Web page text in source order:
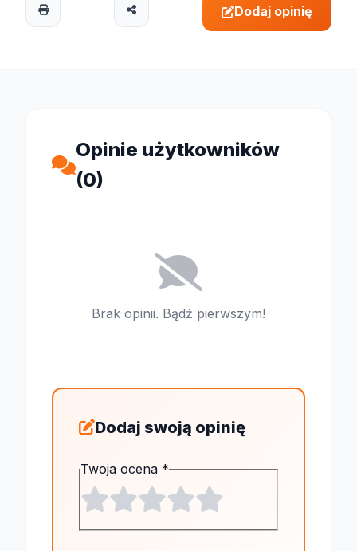
Dodaj opinię
Opinie użytkowników
(0)
Brak opinii. Bądź pierwszym!
Dodaj swoją opinię
Twoja ocena *